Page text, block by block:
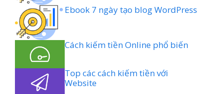
Ebook 7 ngày tạo blog WordPress
Cách kiếm tiền Online phổ biến
Top các cách kiếm tiền với
Website